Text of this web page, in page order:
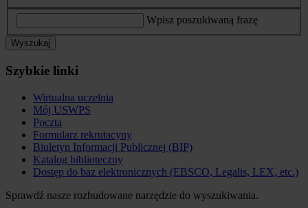
Wpisz poszukiwaną frazę
Wyszukaj
Szybkie linki
Wirtualna uczelnia
Mój USWPS
Poczta
Formularz rekrutacyny
Biuletyn Informacji Publicznej (BIP)
Katalog biblioteczny
Dostęp do baz elektronicznych (EBSCO, Legalis, LEX, etc.)
Sprawdź nasze rozbudowane narzędzie do wyszukiwania.